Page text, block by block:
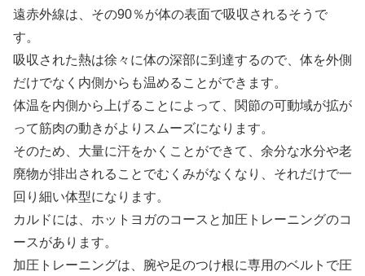
遠赤外線は、その90％が体の表面で吸収されるそうで
す。
吸収された熱は徐々に体の深部に到達するので、体を外側
だけでなく内側からも温めることができます。
体温を内側から上げることによって、関節の可動域が拡が
って筋肉の動きがよりスムーズになります。
そのため、大量に汗をかくことができて、余分な水分や老
廃物が排出されることでむくみがなくなり、それだけで一
回り細い体型になります。
カルドには、ホットヨガのコースと加圧トレーニングのコ
ースがあります。
加圧トレーニングは、腕や足のつけ根に専用のベルトで圧